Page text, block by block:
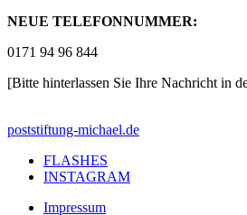
NEUE TELEFONNUMMER:
0171 94 96 844
[Bitte hinterlassen Sie Ihre Nachricht in
poststiftung-michael.de
FLASHES
INSTAGRAM
Impressum